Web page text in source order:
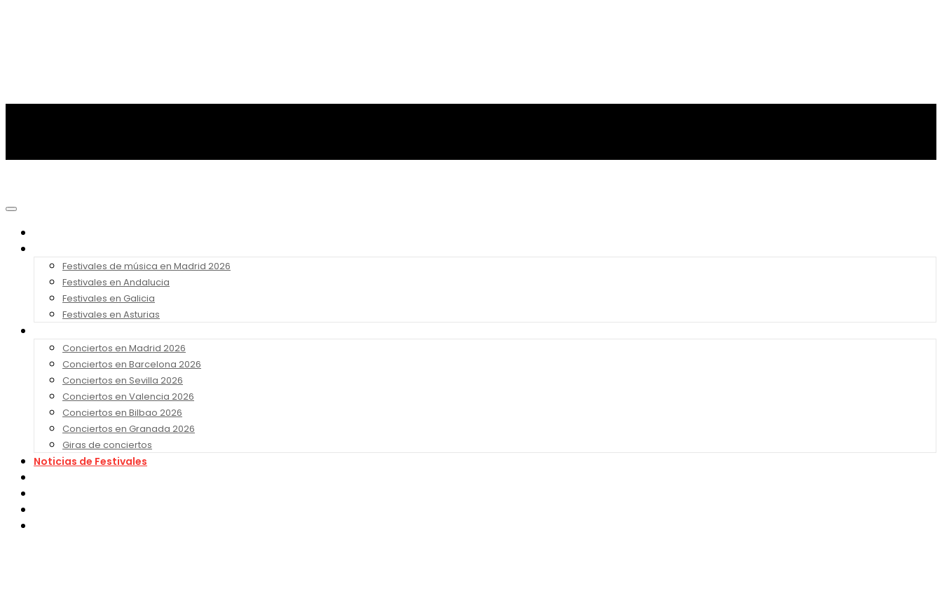
Festivales de música en Madrid 2026
Festivales en Andalucia
Festivales en Galicia
Festivales en Asturias
Conciertos en Madrid 2026
Conciertos en Barcelona 2026
Conciertos en Sevilla 2026
Conciertos en Valencia 2026
Conciertos en Bilbao 2026
Conciertos en Granada 2026
Giras de conciertos
Noticias de Festivales